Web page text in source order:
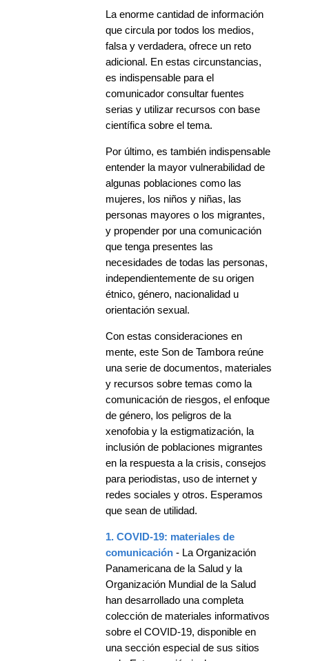
La enorme cantidad de información
que circula por todos los medios,
falsa y verdadera, ofrece un reto
adicional. En estas circunstancias,
es indispensable para el
comunicador consultar fuentes
serias y utilizar recursos con base
científica sobre el tema.
Por último, es también indispensable
entender la mayor vulnerabilidad de
algunas poblaciones como las
mujeres, los niños y niñas, las
personas mayores o los migrantes,
y propender por una comunicación
que tenga presentes las
necesidades de todas las personas,
independientemente de su origen
étnico, género, nacionalidad u
orientación sexual.
Con estas consideraciones en
mente, este Son de Tambora reúne
una serie de documentos, materiales
y recursos sobre temas como la
comunicación de riesgos, el enfoque
de género, los peligros de la
xenofobia y la estigmatización, la
inclusión de poblaciones migrantes
en la respuesta a la crisis, consejos
para periodistas, uso de internet y
redes sociales y otros. Esperamos
que sean de utilidad.
1. COVID-19: materiales de
comunicación - La Organización
Panamericana de la Salud y la
Organización Mundial de la Salud
han desarrollado una completa
colección de materiales informativos
sobre el COVID-19, disponible en
una sección especial de sus sitios